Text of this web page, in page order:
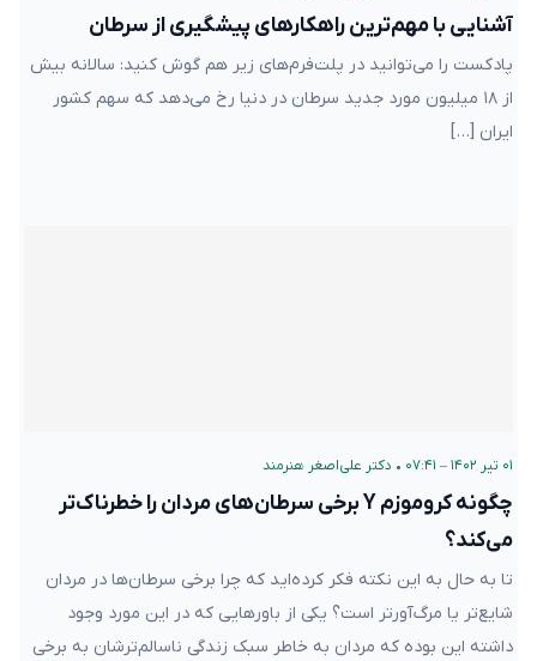
آشنایی با مهم‌ترین راهکارهای پیشگیری از سرطان
پادکست را می‌توانید در پلت‌فرم‌های زیر هم گوش کنید: سالانه بیش
از ۱۸ میلیون مورد جدید سرطان در دنیا رخ می‌دهد که سهم کشور
ایران […]
۰۱ تیر ۱۴۰۲ – ۰۷:۴۱ • دکتر علی‌اصغر هنرمند
چگونه کروموزم Y برخی سرطان‌های مردان را خطرناک‌تر
می‌کند؟
تا به حال به این نکته فکر کرده‌اید که چرا برخی سرطان‌ها در مردان
شایع‌تر یا مرگ‌آورتر است؟ یکی از باورهایی که در این مورد وجود
داشته این بوده که مردان به خاطر سبک زندگی ناسالم‌ترشان به برخی